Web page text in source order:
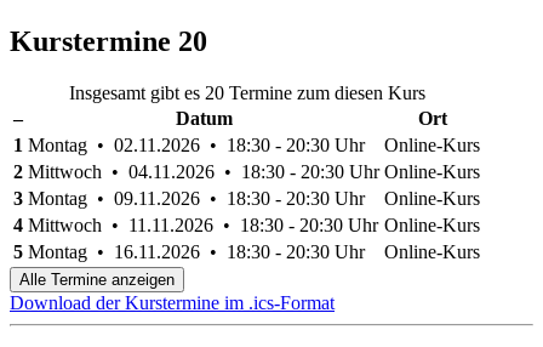
Kurstermine 20
Insgesamt gibt es 20 Termine zum diesen Kurs
–
Datum
Ort
1 Montag • 02.11.2026 • 18:30 - 20:30 Uhr
Online-Kurs
2 Mittwoch • 04.11.2026 • 18:30 - 20:30 Uhr Online-Kurs
3 Montag • 09.11.2026 • 18:30 - 20:30 Uhr
Online-Kurs
4 Mittwoch • 11.11.2026 • 18:30 - 20:30 Uhr Online-Kurs
5 Montag • 16.11.2026 • 18:30 - 20:30 Uhr Online-Kurs
Alle Termine anzeigen
Download der Kurstermine im .ics-Format